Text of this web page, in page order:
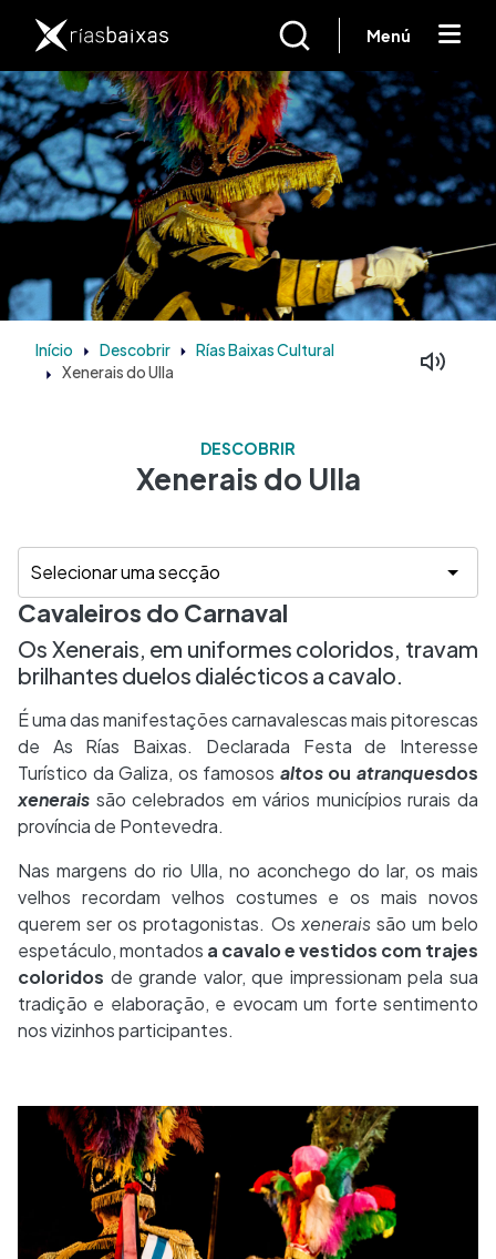
Menú
Início Descobrir Rías Baixas Cultural
Xenerais do Ulla
DESCOBRIR
Xenerais do Ulla
Cavaleiros do Carnaval
Os Xenerais, em uniformes coloridos, travam
brilhantes duelos dialécticos a cavalo.
É uma das manifestações carnavalescas mais pitorescas
de As Rías Baixas. Declarada Festa de Interesse
Turístico da Galiza, os famosos altosouatranquesdos
xenerais são celebrados em vários municípios rurais da
província de Pontevedra.
Nas margens do rio Ulla, no aconchego do lar, os mais
velhos recordam velhos costumes e os mais novos
querem ser os protagonistas. Os xeneraissão um belo
espetáculo, montados a cavalo e vestidos com trajes
coloridos de grande valor, que impressionam pela sua
tradição e elaboração, e evocam um forte sentimento
nos vizinhos participantes.